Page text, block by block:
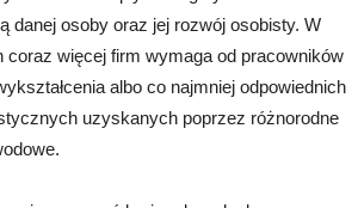
danej osoby oraz jej rozwój osobisty. W
więcej firm wymaga od pracowników
albo co najmniej odpowiednich
uzyskanych poprzez różnorodne